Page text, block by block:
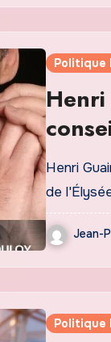
Politique
Henri
Henri
de
Jean-
Politique